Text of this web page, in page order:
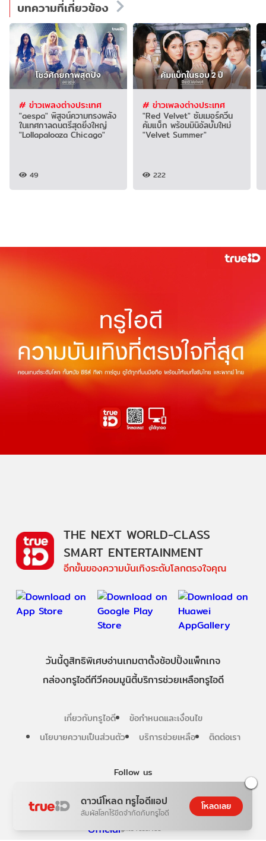
บทความที่เกี่ยวข้อง
# ข่าวเพลงต่างประเทศ
"aespa" พิสูจน์ความทรงพลัง
ในเทศกาลดนตรีสุดยิ่งใหญ่
"Lollapalooza Chicago"
49
# ข่าวเพลงต่างประเทศ
"Red Velvet" ซัมเมอร์ควีน
คัมแบ็ก พร้อมมินิอัลบั้มใหม่
"Velvet Summer"
222
ดาวน์โหลด ทรูไอดีแอป
สัมผัสโลกไร้ขีดจำกัดกับทรูไอดี
โหลดเลย
Follow us
Copyright © True Digital Group Company Limited.
All rights reserved
THE NEXT WORLD-CLASS
SMART ENTERTAINMENT
อีกขั้นของความบันเทิงระดับโลกตรงใจคุณ
วันนี้ดูสิทธิพิเศษอ่านเกมตาตั้งช้อปปิ้งแพ็กเกจ
กล่องทรูไอดีทีวีคอมมูนิตี้บริการช่วยเหลือทรูไอดี
เกี่ยวกับทรูไอดี
ข้อกำหนดและเงื่อนไข
นโยบายความเป็นส่วนตัว
บริการช่วยเหลือ ติดต่อเรา